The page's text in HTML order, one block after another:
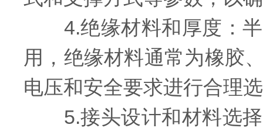
4.绝缘材料和厚度：半
用，绝缘材料通常为橡胶
电压和安全要求进行合理
5.接头设计和材料选择